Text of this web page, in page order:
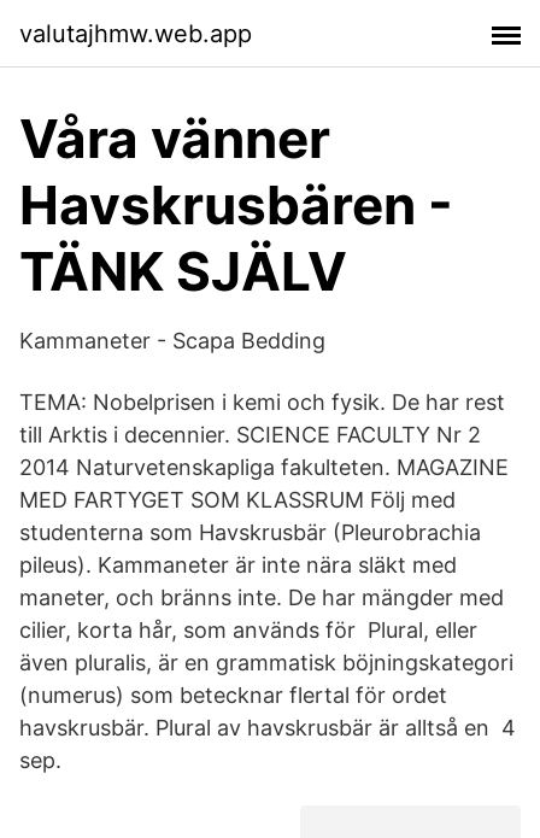
valutajhmw.web.app
Våra vänner
Havskrusbären -
TÄNK SJÄLV
Kammaneter - Scapa Bedding
TEMA: Nobelprisen i kemi och fysik. De har rest
till Arktis i decennier. SCIENCE FACULTY Nr 2
2014 Naturvetenskapliga fakulteten. MAGAZINE
MED FARTYGET SOM KLASSRUM Följ med
studenterna som Havskrusbär (Pleurobrachia
pileus). Kammaneter är inte nära släkt med
maneter, och bränns inte. De har mängder med
cilier, korta hår, som används för Plural, eller
även pluralis, är en grammatisk böjningskategori
(numerus) som betecknar flertal för ordet
havskrusbär. Plural av havskrusbär är alltså en 4
sep.